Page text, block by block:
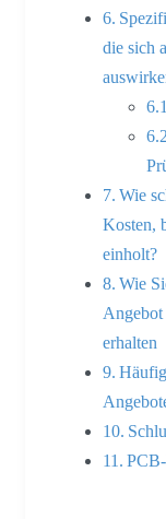
die sich
Wie
Kosten,
einholt?
Wie
Angebot
erhalten